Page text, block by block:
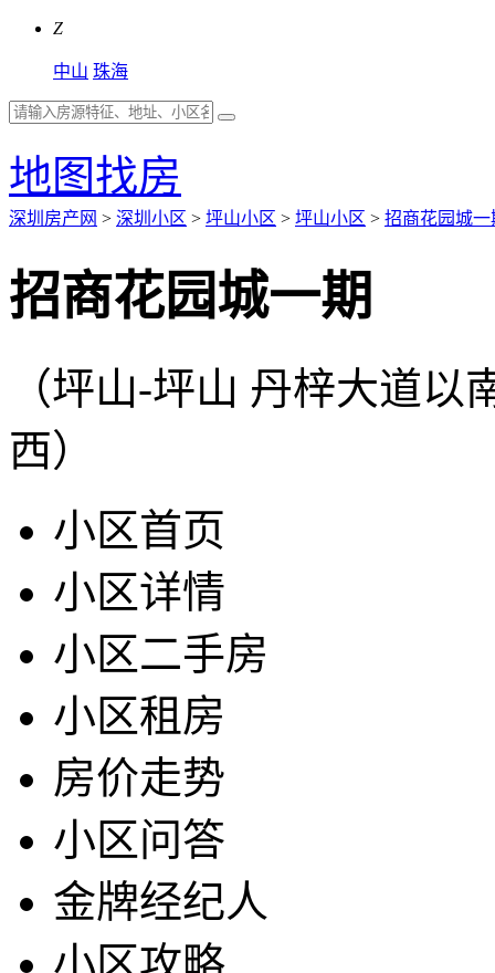
Z
中山 珠海
地图找房
深圳房产网 > 深圳小区 > 坪山小区 > 坪山小区 > 招商花园城一
招商花园城一期
（坪山-坪山 丹梓大道
西）
小区首页
小区详情
小区二手房
小区租房
房价走势
小区问答
金牌经纪人
小区攻略